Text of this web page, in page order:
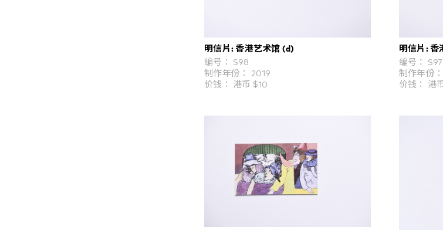
明信片: 香港艺术馆 (d)
编号： S98
制作年份： 2019
价钱： 港币 $10
明信片: 香
编号： S97
制作年份
价钱： 港